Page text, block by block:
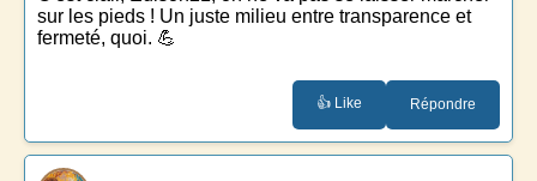
sur les pieds ! Un juste milieu entre transparence et
fermeté, quoi. 💪
👍 Like Répondre